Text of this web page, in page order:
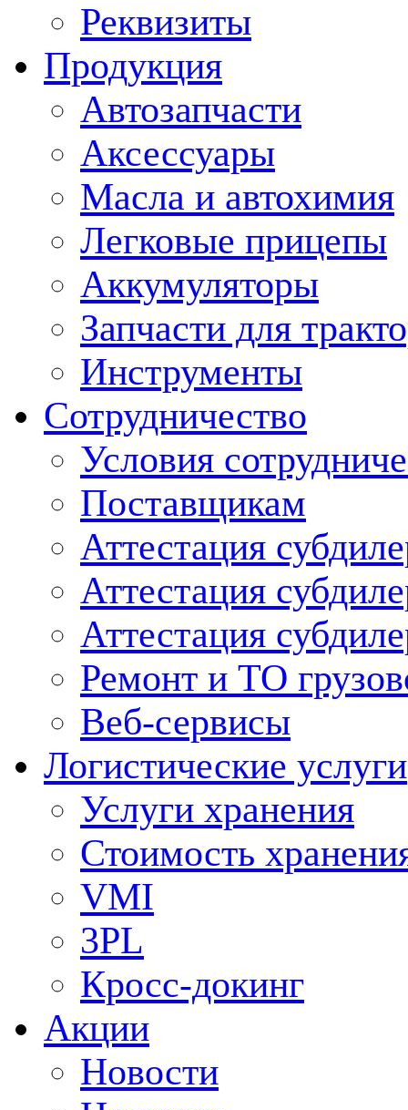
Реквизиты
Продукция
Автозапчасти
Аксессуары
Масла и автохимия
Легковые прицепы
Аккумуляторы
Запчасти для
Инструменты
Сотрудничество
Условия
Поставщикам
Аттестация
Аттестация
Аттестация
Ремонт и ТО
Веб-сервисы
Логистические услуги
Услуги хранения
Стоимость
VMI
3PL
Кросс-докинг
Акции
Новости